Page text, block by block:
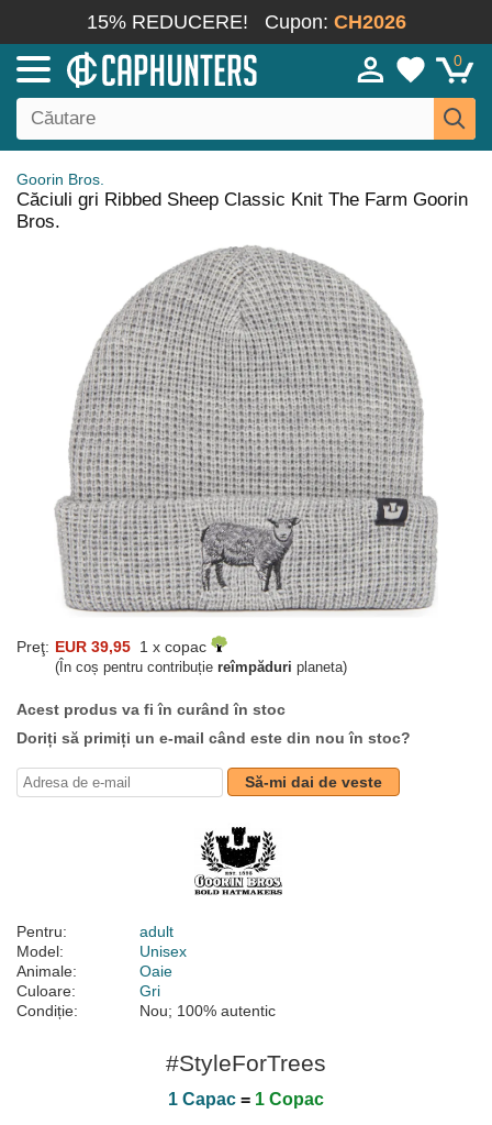
15% REDUCERE! Cupon: CH2026
0
Goorin Bros.
Căciuli gri Ribbed Sheep Classic Knit The Farm Goorin
Bros.
Preţ: EUR 39,95 1 x copac
(În coș pentru contribuție reîmpăduri planeta)
Acest produs va fi în curând în stoc
Doriți să primiți un e-mail când este din nou în stoc?
Să-mi dai de veste
Pentru:
adult
Model:
Unisex
Animale:
Oaie
Culoare:
Gri
Condiție:
Nou; 100% autentic
#StyleForTrees
1 Capac = 1 Copac